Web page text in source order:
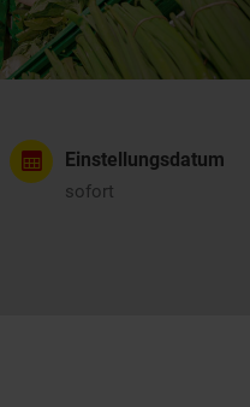
Einstellungsdatum
sofort